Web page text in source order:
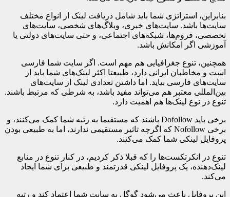
بنابراین، استراتژی شما باید شامل دریافت لینک از انواع مختلف
سایت‌ها باشد. سایت‌های خبری، وبلاگ‌های شخصی، سایت‌های
تخصصی، فروم‌ها، شبکه‌های اجتماعی، و حتی سایت‌های دولتی یا
آموزشی اگر امکانش باشد.
همچنین، تنوع جغرافیایی هم مهم است. اگر سایت شما فارسی
است و مخاطبان ایرانی دارد، طبیعتا اکثر لینک‌های شما باید از
سایت‌های فارسی بیاید. اما داشتن تعدادی لینک از سایت‌های
بین‌المللی معتبر هم می‌تواند مفید باشد، به شرطی که مرتبط باشند.
تنوع در نوع لینک‌ها هم اهمیت دارد.
برخی باید Dofollow باشند که مستقیما به رتبه شما کمک می‌کنند، و
برخی Nofollow که اگرچه تاثیر مستقیمی ندارند، اما به طبیعی بودن
پروفایل لینکی شما کمک می‌کنند.
تنوع در انکرتکست‌ها را که قبلا ذکر کردیم، در کنار تنوع در منابع
لینک‌دهنده، یک پروفایل لینکی قدرتمند و طبیعی برای شما ایجاد
می‌کند.
این پروفایل باعث می‌شود گوگل به سایت شما اعتماد کند و رتبه